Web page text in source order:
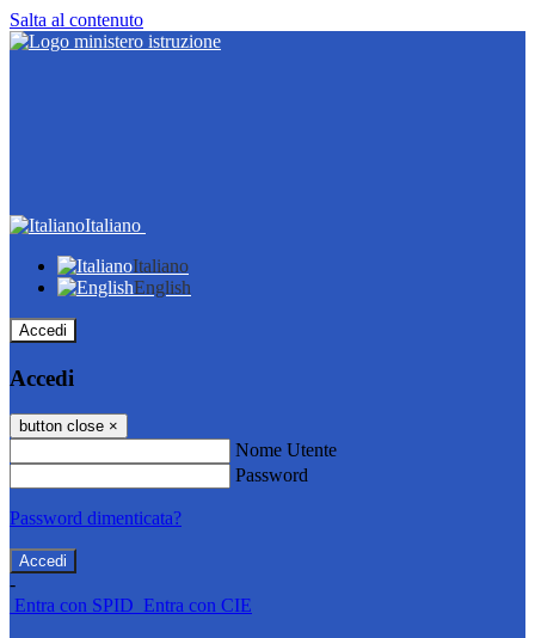
Salta al contenuto
Italiano
Italiano
English
Accedi
Accedi
button close ×
Nome Utente
Password
Password dimenticata?
-
Entra con SPID Entra con CIE